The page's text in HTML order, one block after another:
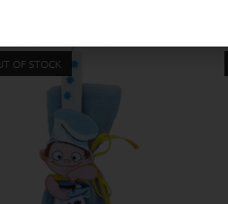
OF STOCK